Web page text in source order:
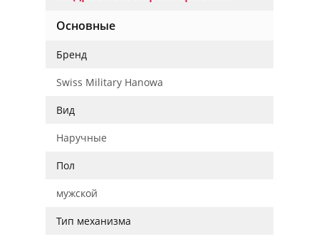
Основные
Бренд
Swiss Military Hanowa
Вид
Наручные
Пол
мужской
Тип механизма